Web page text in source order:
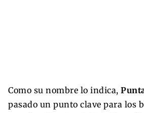
Como su nombre lo indica,
pasado un punto clave para los